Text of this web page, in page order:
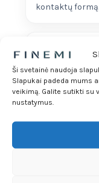
Ši svetainė naudoja
Slapukai padeda mums
veikimą. Galite sutikti su
nustatymus.
kontaktų formą.
Techniniai
IP adresas,
laikas ir
Naudojami